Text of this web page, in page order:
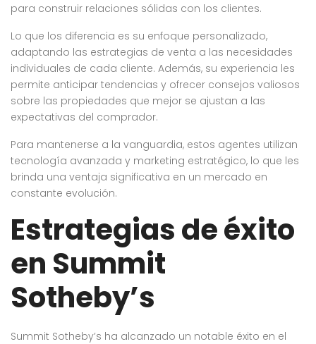
para construir relaciones sólidas con los clientes.
Lo que los diferencia es su enfoque personalizado,
adaptando las estrategias de venta a las necesidades
individuales de cada cliente. Además, su experiencia les
permite anticipar tendencias y ofrecer consejos valiosos
sobre las propiedades que mejor se ajustan a las
expectativas del comprador.
Para mantenerse a la vanguardia, estos agentes utilizan
tecnología avanzada y marketing estratégico, lo que les
brinda una ventaja significativa en un mercado en
constante evolución.
Estrategias de éxito
en Summit
Sotheby’s
Summit Sotheby’s ha alcanzado un notable éxito en el